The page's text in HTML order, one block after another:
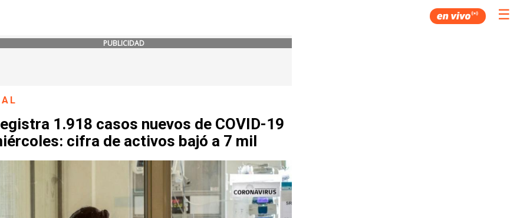
☰
PUBLICIDAD
1.918 casos nuevos de COVID-19
cifra de activos bajó a 7 mil